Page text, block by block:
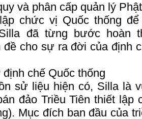
và phân cấp quản lý
chức vị Quốc thống
đã từng bước hoàn
đề cho sự ra đời của định
chế Quốc thống
sử liệu hiện có, Silla là
đảo Triều Tiên thiết lập
Mục đích ban đầu của